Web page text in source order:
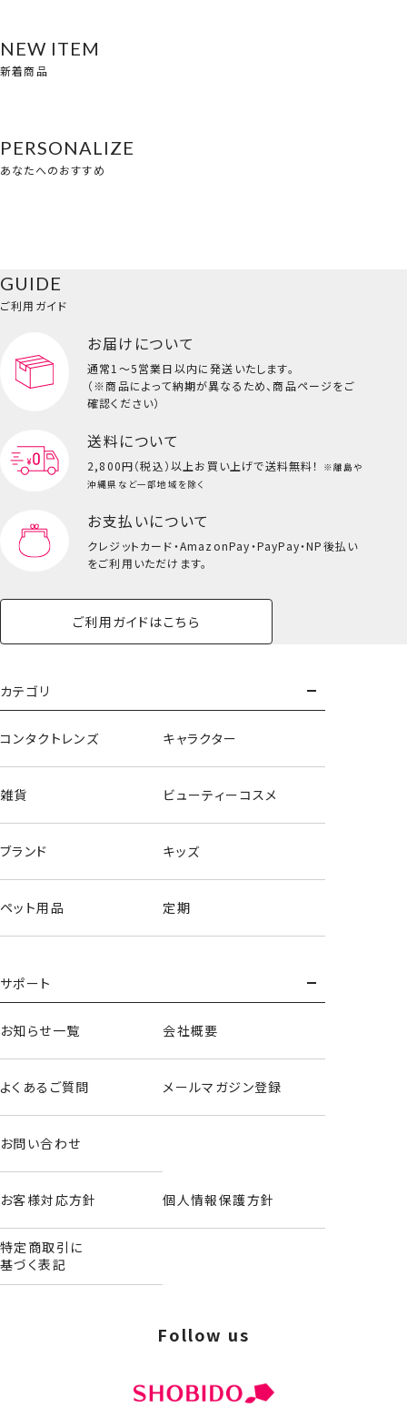
NEW ITEM
新着商品
PERSONALIZE
あなたへのおすすめ
GUIDE
ご利用ガイド
お届けについて
通常1～5営業日以内に発送いたします。
（※商品によって納期が異なるため、商品ページをご
確認ください）
送料について
2,800円（税込）以上お買い上げで送料無料！
※離島や
沖縄県など一部地域を除く
お支払いについて
クレジットカード・AmazonPay・PayPay・NP後払い
をご利用いただけます。
ご利用ガイドはこちら
カテゴリ
コンタクトレンズ キャラクター
雑貨 ビューティーコスメ
ブランド キッズ
ペット用品 定期
サポート
お知らせ一覧 会社概要
よくあるご質問 メールマガジン登録
お問い合わせ
お客様対応方針 個人情報保護方針
特定商取引に
基づく表記
Follow us